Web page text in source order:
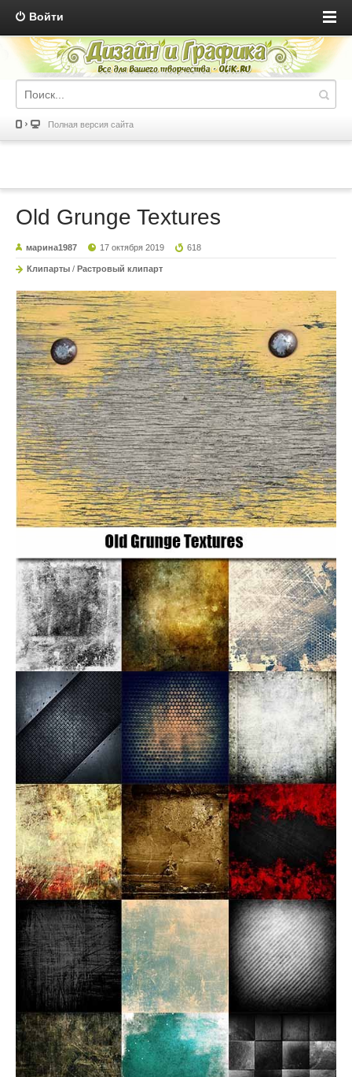
Войти
Полная версия сайта
Old Grunge Textures
марина1987 17 октября 2019 618
Клипарты / Растровый клипарт